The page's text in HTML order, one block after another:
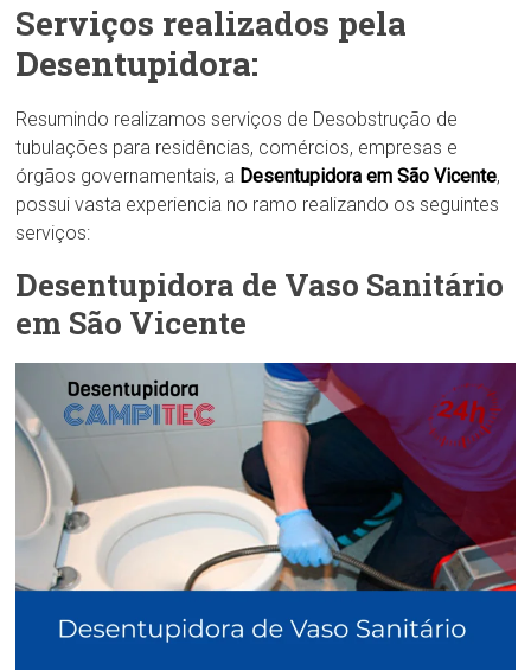
Serviços realizados pela
Desentupidora:
Resumindo realizamos serviços de Desobstrução de
tubulações para residências, comércios, empresas e
órgãos governamentais, a Desentupidora em São Vicente,
possui vasta experiencia no ramo realizando os seguintes
serviços:
Desentupidora de Vaso Sanitário
em São Vicente